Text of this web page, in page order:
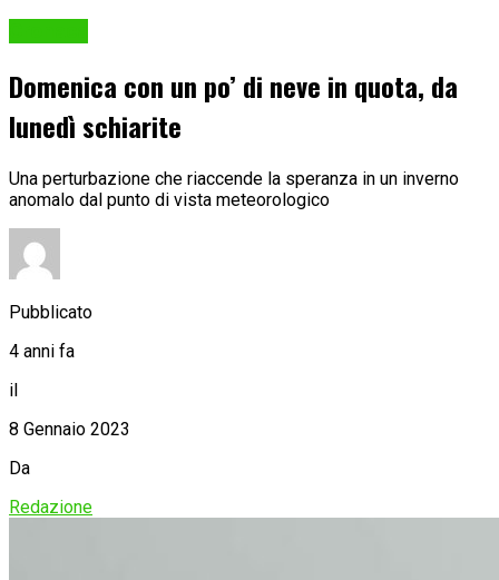
Domenica con un po’ di neve in quota, da
lunedì schiarite
Una perturbazione che riaccende la speranza in un inverno
anomalo dal punto di vista meteorologico
Pubblicato
4 anni fa
il
8 Gennaio 2023
Da
Redazione